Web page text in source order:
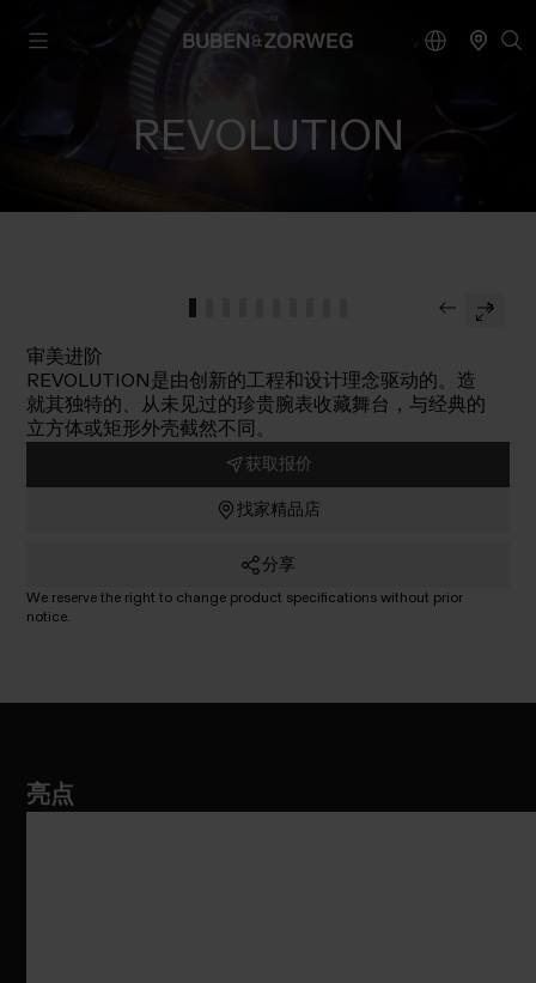
REVOLUTION
审美进阶
REVOLUTION是由创新的工程和设计理念驱动的。造
就其独特的、从未见过的珍贵腕表收藏舞台，与经典的
立方体或矩形外壳截然不同。
获取报价
找家精品店
分享
We reserve the right to change product specifications without prior
notice.
亮点